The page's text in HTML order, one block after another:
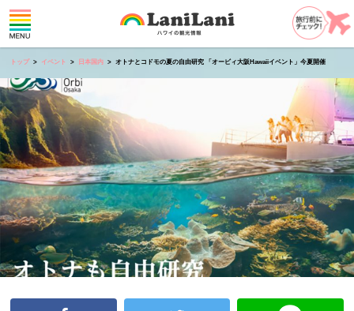
トップ イベント 日本国内 オトナとコドモの夏の自由研究 「オービィ大阪Hawaiiイベント」今夏開催